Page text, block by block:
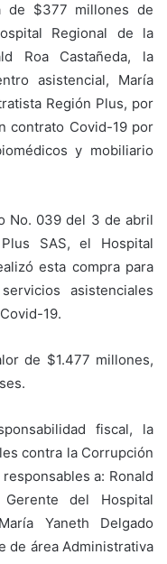
de $377 millones de
Regional de la
Roa Castañeda, la
asistencial, María
Región Plus, por
contrato Covid-19 por
y mobiliario
No. 039 del 3 de abril
SAS, el Hospital
esta compra para
asistenciales
19.
de $1.477 millones,
fiscal, la
contra la Corrupción
a: Ronald
del Hospital
Yaneth Delgado
de área Administrativa